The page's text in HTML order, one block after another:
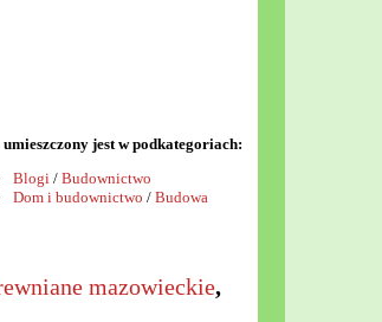
jest w podkategoriach:
Blogi / Budownictwo
Dom i budownictwo / Budowa
mazowieckie,